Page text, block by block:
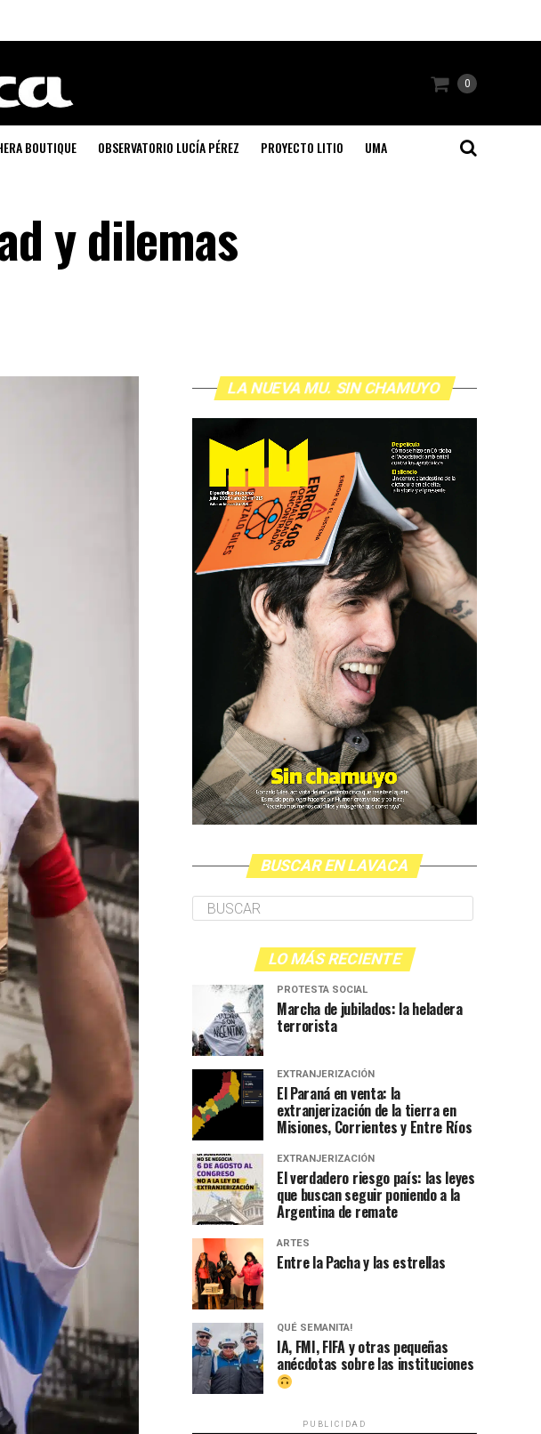
0
BOUTIQUE OBSERVATORIO LUCÍA PÉREZ PROYECTO LITIO UMA
y dilemas
LA NUEVA MU. SIN CHAMUYO
BUSCAR EN LAVACA
LO MÁS RECIENTE
PROTESTA SOCIAL
Marcha de jubilados: la heladera
terrorista
EXTRANJERIZACIÓN
El Paraná en venta: la
extranjerización de la tierra en
Misiones, Corrientes y Entre Ríos
EXTRANJERIZACIÓN
El verdadero riesgo país: las leyes
que buscan seguir poniendo a la
Argentina de remate
ARTES
Entre la Pacha y las estrellas
QUÉ SEMANITA!
IA, FMI, FIFA y otras pequeñas
anécdotas sobre las instituciones
PUBLICIDAD